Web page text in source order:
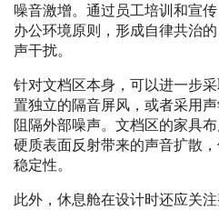
噪音激增。通过员工培训和宣
办公环境原则，形成自律共治
声干扰。
针对文档区本身，可以进一步
置独立的隔音屏风，或者采用
阻隔外部噪声。文档区的家具
硬质表面反射带来的声音扩散
稳定性。
此外，休息舱在设计时还应关